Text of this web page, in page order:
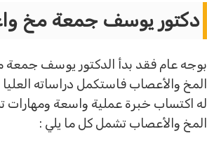
دكتور يوسف جمعة مخ
بوجه عام فقد بدأ الدكتور يوسف
المخ والأعصاب فاستكمل دراساته
له اكتساب خبرة عملية واسعة
المخ والأعصاب تشمل كل ما يلي :